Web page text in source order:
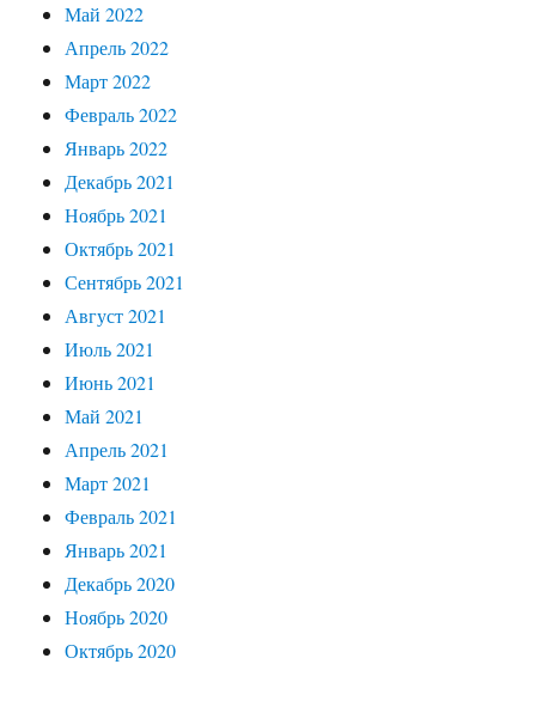
Май 2022
Апрель 2022
Март 2022
Февраль 2022
Январь 2022
Декабрь 2021
Ноябрь 2021
Октябрь 2021
Сентябрь 2021
Август 2021
Июль 2021
Июнь 2021
Май 2021
Апрель 2021
Март 2021
Февраль 2021
Январь 2021
Декабрь 2020
Ноябрь 2020
Октябрь 2020